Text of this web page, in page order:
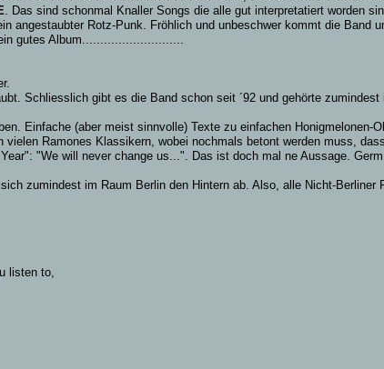
. Das sind schonmal Knaller Songs die alle gut interpretatiert worden
angestaubter Rotz-Punk. Fröhlich und unbeschwer kommt die Band
gutes Album............................
Schliesslich gibt es die Band schon seit ´92 und gehörte
Einfache (aber meist sinnvolle) Texte zu einfachen Honigmelonen-
Ramones Klassikern, wobei nochmals betont werden muss,
"We will never change us...". Das ist doch mal ne Aussage.
zumindest im Raum Berlin den Hintern ab. Also, alle Nicht-
listen to,